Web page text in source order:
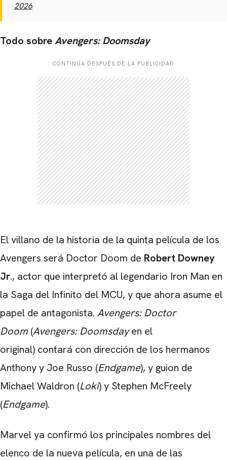
2026
Todo sobreAvengers: Doomsday
CONTINÚA DESPUÉS DE LA PUBLICIDAD
El villano de la historia de la quinta película de los
Avengers será Doctor Doom de Robert Downey
Jr., actor que interpretó al legendario Iron Man en
la Saga del Infinito del MCU, y que ahora asume el
papel de antagonista. Avengers: Doctor
Doom (Avengers: Doomsdayen el
original) contará con dirección de los hermanos
Anthony y Joe Russo (Endgame), y guion de
Michael Waldron (Loki) y Stephen McFreely
(Endgame).
Marvel ya confirmó los principales nombres del
elenco de la nueva película, en una de las